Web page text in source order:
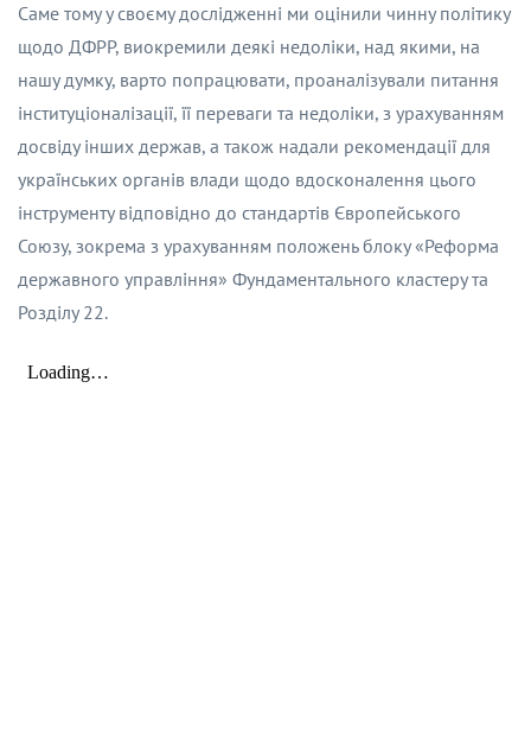
Саме тому у своєму дослідженні ми оцінили чинну політику
щодо ДФРР, виокремили деякі недоліки, над якими, на
нашу думку, варто попрацювати, проаналізували питання
інституціоналізації, її переваги та недоліки, з урахуванням
досвіду інших держав, а також надали рекомендації для
українських органів влади щодо вдосконалення цього
інструменту відповідно до стандартів Європейського
Союзу, зокрема з урахуванням положень блоку «Реформа
державного управління» Фундаментального кластеру та
Розділу 22.